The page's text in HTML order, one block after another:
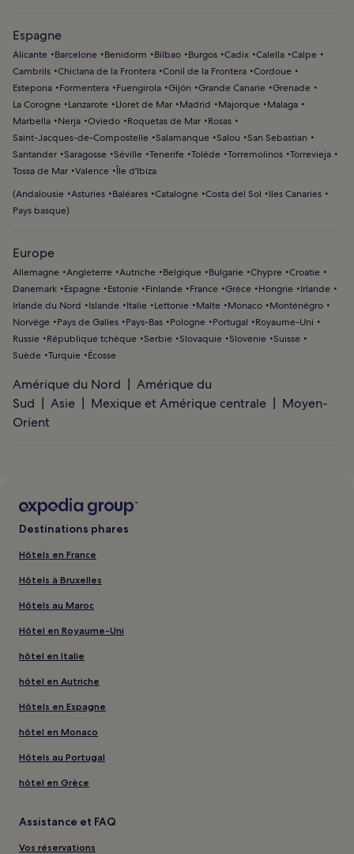
Espagne
Alicante Barcelone Benidorm Bilbao Burgos Cadix Calella Calpe
Cambrils Chiclana de la Frontera Conil de la Frontera Cordoue
Estepona
Formentera Fuengirola Gijón Grande Canarie Grenade
La Corogne
Lanzarote Lloret de Mar Madrid Majorque
Malaga
Marbella
Nerja Oviedo Roquetas de Mar
Rosas
Saint-Jacques-de-Compostelle Salamanque Salou
San Sebastian
Santander Saragosse Séville Tenerife Tolède Torremolinos Torrevieja
Tossa de Mar Valence Île d'Ibiza
(Andalousie Asturies Baléares Catalogne Costa del Sol
Iles Canaries
Pays basque)
Europe
Allemagne Angleterre Autriche Belgique Bulgarie Chypre Croatie
Danemark
Espagne Estonie Finlande France Grèce Hongrie
Irlande
Irlande du Nord
Islande Italie Lettonie Malte Monaco
Monténégro
Norvège
Pays de Galles Pays-Bas Pologne Portugal
Royaume-Uni
Russie
République tchèque Serbie Slovaquie Slovénie Suisse
Suède Turquie Écosse
Amérique du Nord
Amérique du
Sud
Asie Mexique et Amérique centrale
Moyen-
Orient
Destinations phares
Hôtels en France
Hôtels à Bruxelles
Hôtels au Maroc
Hôtel en Royaume-Uni
hôtel en Italie
hôtel en Autriche
Hôtels en Espagne
hôtel en Monaco
Hôtels au Portugal
hôtel en Grèce
Assistance et FAQ
Vos réservations